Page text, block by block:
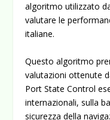
algoritmo utilizzato
valutare le
italiane.
Questo algoritmo
valutazioni ottenute
Port State Control
internazionali, sulla
sicurezza della